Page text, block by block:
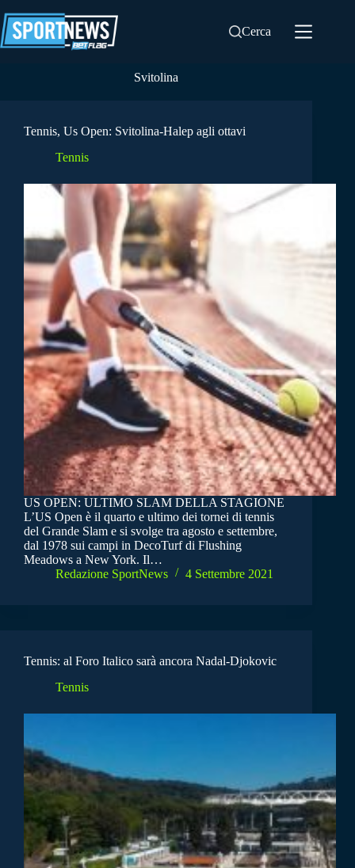
al
contenuto
Cerca
Svitolina
Tennis, Us Open: Svitolina-Halep agli ottavi
Tennis
US OPEN: ULTIMO SLAM DELLA STAGIONE
L’US Open è il quarto e ultimo dei tornei di tennis
del Grande Slam e si svolge tra agosto e settembre,
dal 1978 sui campi in DecoTurf di Flushing
Meadows a New York. Il…
Redazione SportNews
4 Settembre 2021
Tennis: al Foro Italico sarà ancora Nadal-Djokovic
Tennis